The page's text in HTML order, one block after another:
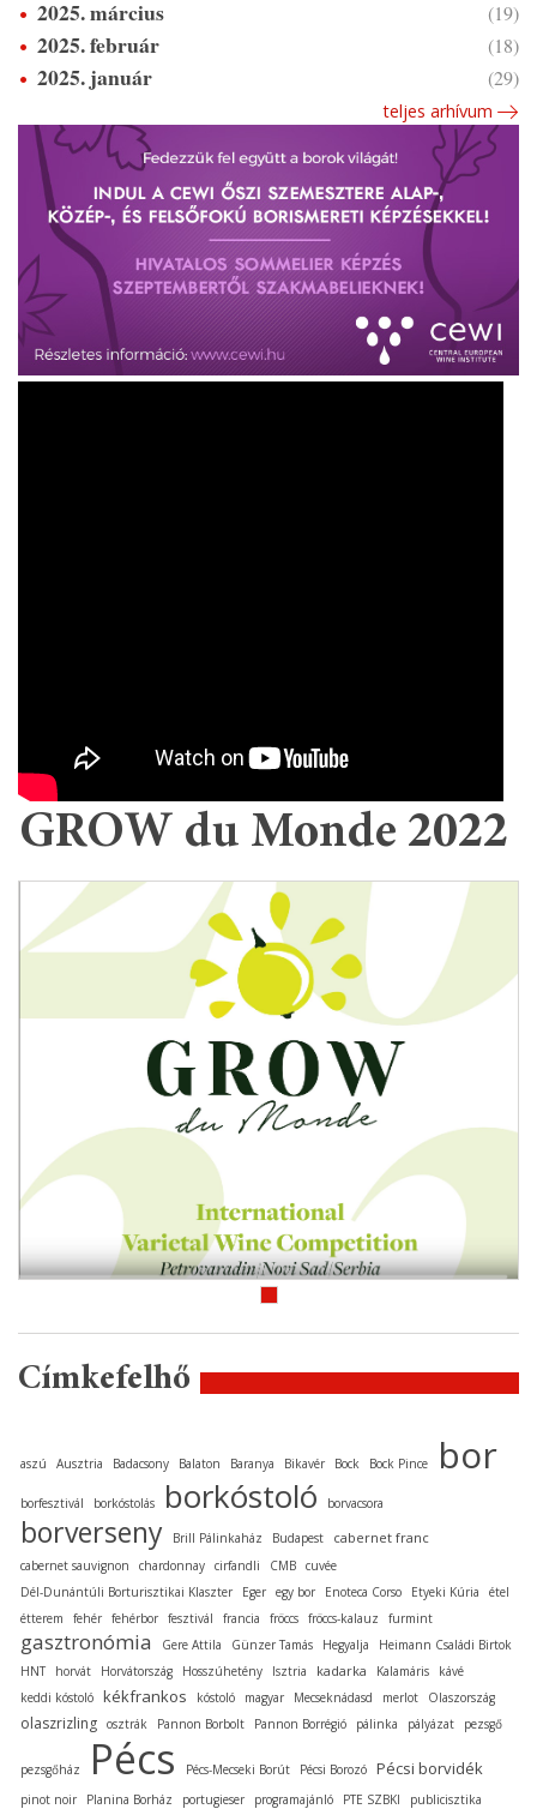
2025. március (19)
2025. február (18)
2025. január (29)
teljes arhívum
GROW du Monde 2022
Címkefelhő
aszú Ausztria Badacsony Balaton Baranya Bikavér Bock Bock Pince bor
borfesztivál borkóstolás borkóstoló borvacsora
borverseny Brill Pálinkaház Budapest cabernet franc
cabernet sauvignon chardonnay cirfandli CMB cuvée
Dél-Dunántúli Borturisztikai Klaszter
Eger egy bor Enoteca Corso Etyeki Kúria
étel
étterem
fehér fehérbor fesztivál francia fröccs fröccs-kalauz furmint
gasztronómia Gere Attila Günzer Tamás Hegyalja
Heimann Családi Birtok
HNT
horvát Horvátország Hosszúhetény Isztria kadarka Kalamáris
kávé
keddi kóstoló kékfrankos kóstoló magyar Mecseknádasd merlot Olaszország
olaszrizling osztrák Pannon Borbolt Pannon Borrégió pálinka pályázat pezsgő
pezsgőház Pécs Pécs-Mecseki Borút Pécsi Borozó Pécsi borvidék
pinot noir Planina Borház portugieser programajánló PTE SZBKI
publicisztika